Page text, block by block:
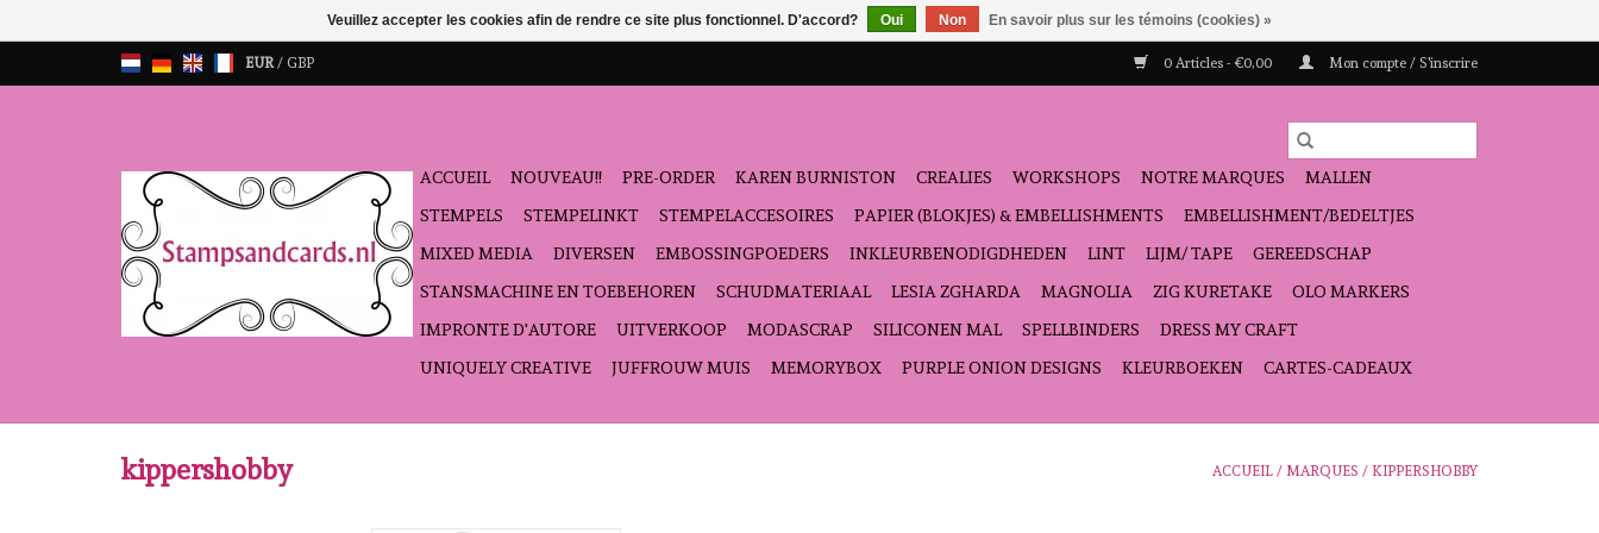
EUR/ GBP 0 Articles - €0,00 Mon compte / S'inscrire
ACCUEIL NOUVEAU!! PRE-ORDER KAREN BURNISTON CREALIES WORKSHOPS NOTRE MARQUES
MALLEN
STEMPELS
STEMPELINKT STEMPELACCESOIRES PAPIER (BLOKJES) & EMBELLISHMENTS
EMBELLISHMENT/BEDELTJES
MIXED MEDIA
DIVERSEN EMBOSSINGPOEDERS INKLEURBENODIGDHEDEN LINT LIJM/ TAPE
GEREEDSCHAP
STANSMACHINE EN TOEBEHOREN
SCHUDMATERIAAL LESIA ZGHARDA MAGNOLIA ZIG KURETAKE
OLO MARKERS
IMPRONTE D'AUTORE
UITVERKOOP MODASCRAP SILICONEN MAL SPELLBINDERS
DRESS MY CRAFT
UNIQUELY CREATIVE
JUFFROUW MUIS MEMORYBOX PURPLE ONION DESIGNS KLEURBOEKEN CARTES-CADEAUX
kippershobby ACCUEIL / MARQUES / KIPPERSHOBBY
Veuillez accepter les cookies afin de rendre ce site plus fonctionnel. D'accord? Oui Non En savoir plus sur les témoins (cookies) »